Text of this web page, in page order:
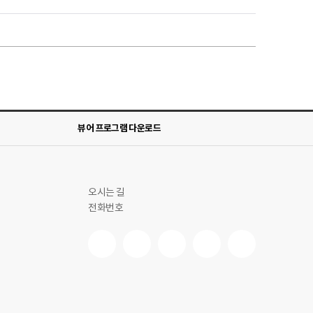
뷰어 프로그램 다운로드
오시는 길
전화번호